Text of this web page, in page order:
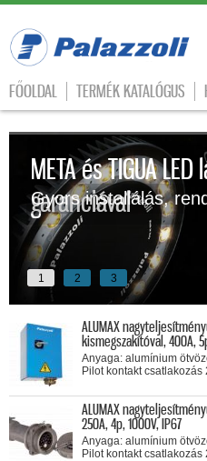
FŐOLDAL TERMÉK KATALÓGUS
META és TIGUA
garanciával
Gyors installálás,
1 2 3
ALUMAX
kismegszakítóval, 400A,
Anyaga: alumínium
Pilot kontakt csatlakozás
ALUMAX
250A, 4p, 1000V, IP67
Anyaga: alumínium
Pilot kontakt csatlakozás